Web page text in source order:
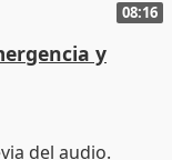
08:16
y